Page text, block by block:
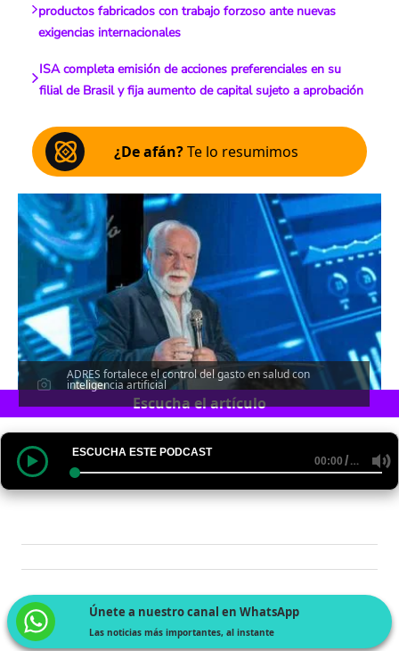
productos fabricados con trabajo forzoso ante nuevas
exigencias internacionales
ISA completa emisión de acciones preferenciales en su
filial de Brasil y fija aumento de capital sujeto a aprobación
¿De afán?Te lo resumimos
ADRES fortalece el control del gasto en salud con
inteligencia artificial
Escucha el artículo
ESCUCHA ESTE PODCAST
00:00 /…
Únete a nuestro canal en WhatsApp
Las noticias más importantes, al instante